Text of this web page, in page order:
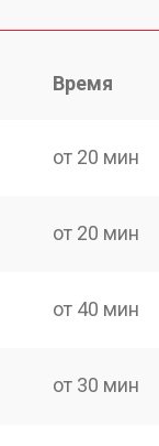
Время
от 20 мин
от 20 мин
от 40 мин
от 30 мин